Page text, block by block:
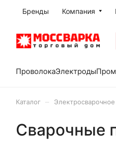
Бренды Компания
ПроволокаЭлектроды
Каталог
Сварочные